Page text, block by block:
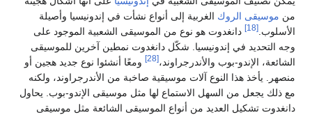
من موسيقى الروك الغربية إلى أنواع نشأت في إندونيسيا وأصيلة
الأسلوب.[18]
دانغدوت هو نوع من الموسيقى الشعبية الموجود على
وجه التحديد في إندونيسيا. شكّل دانغدوت نمطين آخرين للموسيقى
الشائعة، الإندو-بوب والأندرجراوند،[28]
ومعًا أنشئوا نوع جديد هجين أو
منصهر. يأخذ هذا النوع آلات موسيقية صاخبة من الأندرجراوند، ولكنه
مع ذلك يجعل من السهل الاستماع لها مثل موسيقى الإندو-بوب. يحاول
دانغدوت تشكيل العديد من أنواع الموسيقى الشائعة مثل موسيقى